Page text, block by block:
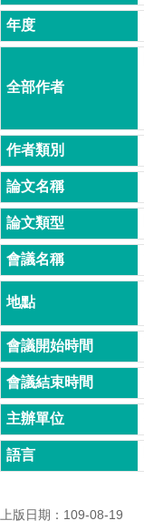
告
本
簡
本
所
成
員
博
士
班
碩
班
在
職
專
班
學
究
上版日期：109-08-19